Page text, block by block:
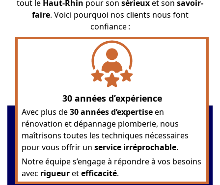
tout le Haut-Rhin pour son sérieuxet son savoir-
faire. Voici pourquoi nos clients nous font
confiance :
30 années d’expérience
Avec plus de30 années d’expertiseen
rénovation et dépannage plomberie, nous
maîtrisons toutes les techniques nécessaires
pour vous offrir un service irréprochable.
Notre équipe s’engage à répondre à vos besoins
avec rigueuretefficacité.